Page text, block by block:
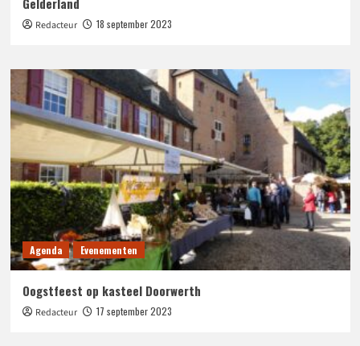
Redacteur 18 september 2023
Agenda Evenementen
Oogstfeest op kasteel Doorwerth
Redacteur 17 september 2023